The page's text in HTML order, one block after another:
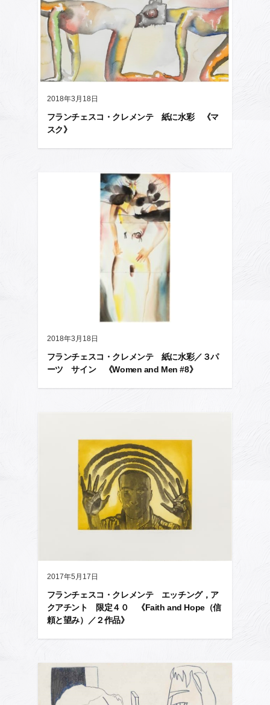
2018年3月18日
フランチェスコ・クレメンテ 紙に水彩 《マ
スク》
2018年3月18日
フランチェスコ・クレメンテ 紙に水彩／３パ
ーツ サイン 《Women and Men #8》
2017年5月17日
フランチェスコ・クレメンテ エッチング，ア
クアチント 限定４０ 《Faith and Hope（信
頼と望み）／２作品》